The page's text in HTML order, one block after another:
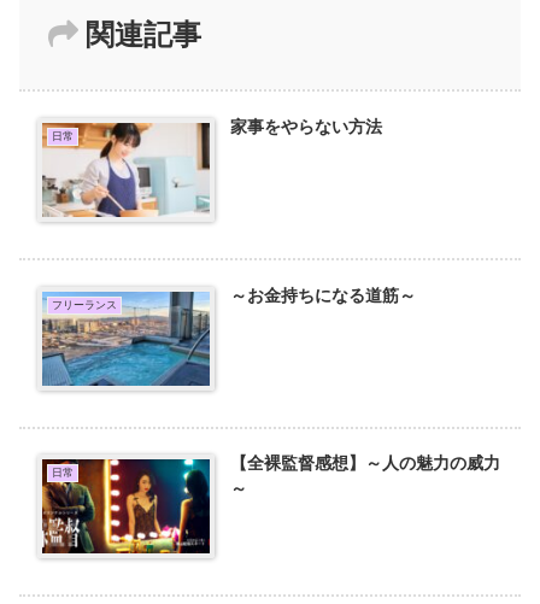
関連記事
日常 家事をやらない方法
フリーランス ～お金持ちになる道筋～
日常
【全裸監督感想】～人の魅力の威力
～